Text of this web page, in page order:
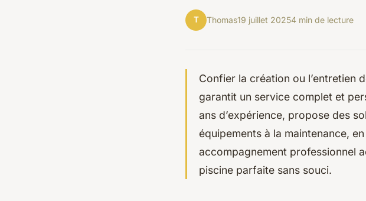
T Thomas19 juillet 20254 min de lecture
Confier la création ou l’entretien
garantit un service complet et
ans d’expérience, propose des
équipements à la maintenance,
accompagnement professionnel
piscine parfaite sans souci.